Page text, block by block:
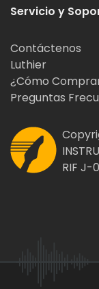
Servicio y
Contáctenos
Luthier
¿Cómo
Preguntas
RIF J-